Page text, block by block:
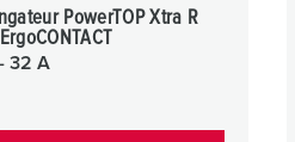
PowerTOP Xtra R
32 A